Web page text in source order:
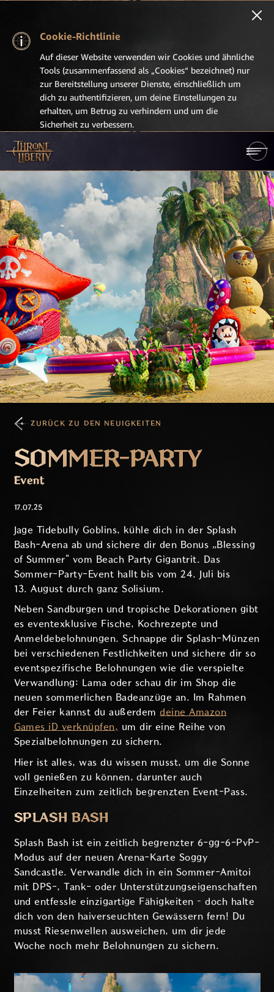
Cookie-Richtlinie
Auf dieser Website verwenden wir Cookies und ähnliche
Tools (zusammenfassend als „Cookies“ bezeichnet) nur
zur Bereitstellung unserer Dienste, einschließlich um
dich zu authentifizieren, um deine Einstellungen zu
erhalten, um Betrug zu verhindern und um die
Sicherheit zu verbessern.
ZURÜCK ZU DEN NEUIGKEITEN
SOMMER-PARTY
Event
17.07.25
Jage Tidebully Goblins, kühle dich in der Splash
Bash-Arena ab und sichere dir den Bonus „Blessing
of Summer“ vom Beach Party Gigantrit. Das
Sommer-Party-Event hallt bis vom 24. Juli bis
13. August durch ganz Solisium.
Neben Sandburgen und tropische Dekorationen gibt
es eventexklusive Fische, Kochrezepte und
Anmeldebelohnungen. Schnappe dir Splash-Münzen
bei verschiedenen Festlichkeiten und sichere dir so
eventspezifische Belohnungen wie die verspielte
Verwandlung: Lama oder schau dir im Shop die
neuen sommerlichen Badeanzüge an. Im Rahmen
der Feier kannst du außerdemdeine Amazon
Games iD verknüpfen, um dir eine Reihe von
Spezialbelohnungen zu sichern.
Hier ist alles, was du wissen musst, um die Sonne
voll genießen zu können, darunter auch
Einzelheiten zum zeitlich begrenzten Event-Pass.
SPLASH BASH
Splash Bash ist ein zeitlich begrenzter 6-gg-6-PvP-
Modus auf der neuen Arena-Karte Soggy
Sandcastle. Verwandle dich in ein Sommer-Amitoi
mit DPS-, Tank- oder Unterstützungseigenschaften
und entfessle einzigartige Fähigkeiten – doch halte
dich von den haiverseuchten Gewässern fern! Du
musst Riesenwellen ausweichen, um dir jede
Woche noch mehr Belohnungen zu sichern.